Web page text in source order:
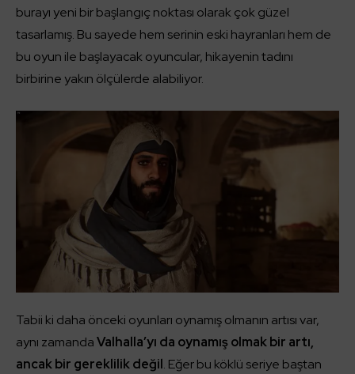
burayı yeni bir başlangıç noktası olarak çok güzel
tasarlamış. Bu sayede hem serinin eski hayranları hem de
bu oyun ile başlayacak oyuncular, hikayenin tadını
birbirine yakın ölçülerde alabiliyor.
Tabii ki daha önceki oyunları oynamış olmanın artısı var,
aynı zamandaValhalla’yı da oynamış olmak bir artı,
ancak bir gereklilik değil. Eğer bu köklü seriye baştan